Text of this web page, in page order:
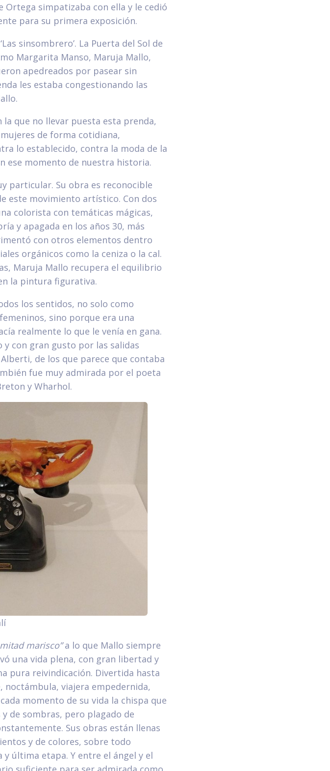
Ortega simpatizaba con ella y le cedió
para su primera exposición.
sinsombrero’. La Puerta del Sol de
Margarita Manso, Maruja Mallo,
apedreados por pasear sin
les estaba congestionando las
que no llevar puesta esta prenda,
de forma cotidiana,
lo establecido, contra la moda de la
ese momento de nuestra historia.
particular. Su obra es reconocible
este movimiento artístico. Con dos
colorista con temáticas mágicas,
y apagada en los años 30, más
con otros elementos dentro
orgánicos como la ceniza o la cal.
Maruja Mallo recupera el equilibrio
la pintura figurativa.
los sentidos, no solo como
sino porque era una
realmente lo que le venía en gana.
con gran gusto por las salidas
de los que parece que contaba
fue muy admirada por el poeta
y Wharhol.
marisco”a lo que Mallo siempre
una vida plena, con gran libertad y
pura reivindicación. Divertida hasta
noctámbula, viajera empedernida,
momento de su vida la chispa que
de sombras, pero plagado de
Sus obras están llenas
y de colores, sobre todo
última etapa. Y entre el ángel y el